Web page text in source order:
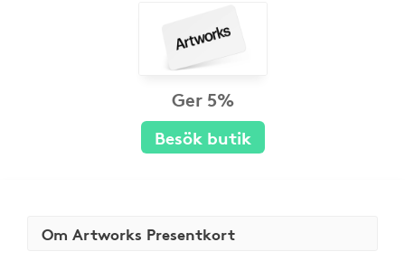
Ger 5%
Besök butik
Om Artworks Presentkort